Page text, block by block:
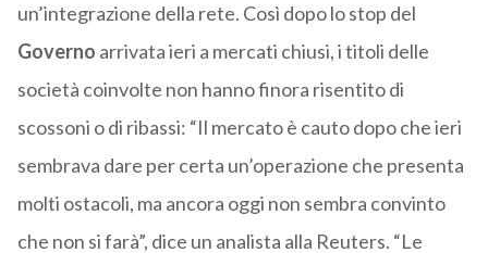
un’integrazione della rete. Così dopo lo stop del
Governo arrivata ieri a mercati chiusi, i titoli delle
società coinvolte non hanno finora risentito di
scossoni o di ribassi: “Il mercato è cauto dopo che ieri
sembrava dare per certa un’operazione che presenta
molti ostacoli, ma ancora oggi non sembra convinto
che non si farà”, dice un analista alla Reuters. “Le